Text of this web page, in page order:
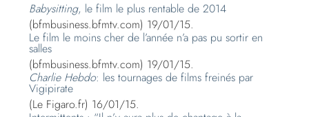
Babysitting, le film le plus rentable de 2014
(bfmbusiness.bfmtv.com) 19/01/15.
Le film le moins cher de l’année n’a pas pu sortir en
salles
(bfmbusiness.bfmtv.com) 19/01/15.
Charlie Hebdo: les tournages de films freinés par
Vigipirate
(Le Figaro.fr) 16/01/15.